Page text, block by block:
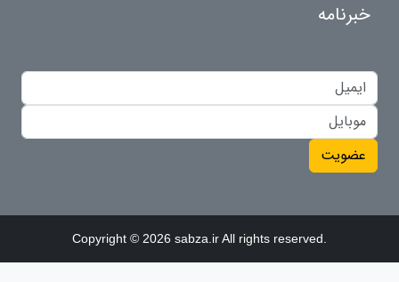
خبرنامه
عضویت
Copyright © 2026 sabza.ir All rights reserved.